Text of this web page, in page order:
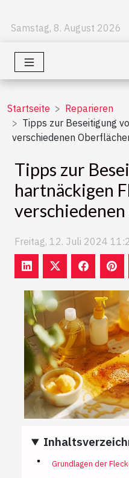
Samstag, 8. August 2026
Startseite
Reparieren
Tipps zur Beseitigung
verschiedenen
Tipps zur
hartnäckigen
Freitag, 12. Juli 2024
Grundlagen der